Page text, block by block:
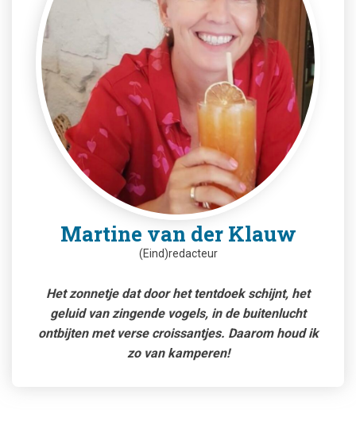
Martine van der Klauw
(Eind)redacteur
Het zonnetje dat door het tentdoek schijnt, het
geluid van zingende vogels, in de buitenlucht
ontbijten met verse croissantjes. Daarom houd ik
zo van kamperen!